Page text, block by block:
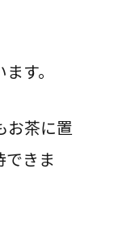
す。
お茶に置
できま